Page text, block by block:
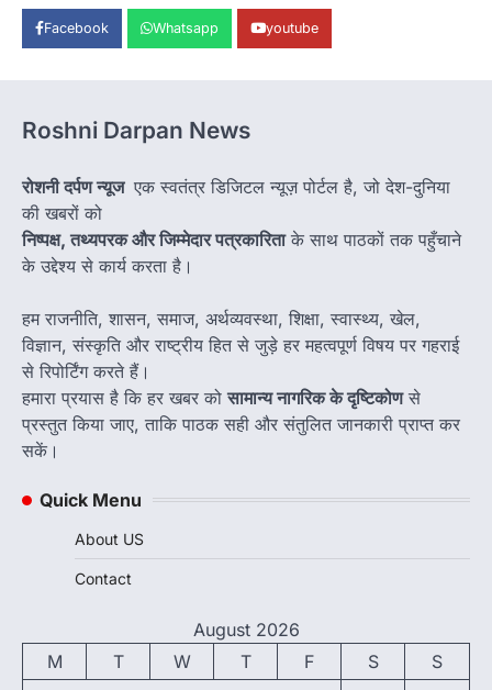
Facebook Whatsapp youtube
Roshni Darpan News
रोशनी दर्पण न्यूज एक स्वतंत्र डिजिटल न्यूज़ पोर्टल है, जो देश-दुनिया
की खबरों को
निष्पक्ष, तथ्यपरक और जिम्मेदार पत्रकारिताके साथ पाठकों तक पहुँचाने
के उद्देश्य से कार्य करता है।
हम राजनीति, शासन, समाज, अर्थव्यवस्था, शिक्षा, स्वास्थ्य, खेल,
विज्ञान, संस्कृति और राष्ट्रीय हित से जुड़े हर महत्वपूर्ण विषय पर गहराई
से रिपोर्टिंग करते हैं।
हमारा प्रयास है कि हर खबर कोसामान्य नागरिक के दृष्टिकोणसे
प्रस्तुत किया जाए, ताकि पाठक सही और संतुलित जानकारी प्राप्त कर
सकें।
Quick Menu
About US
Contact
August 2026
M
T W T F S
S